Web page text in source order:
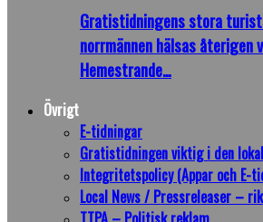
Gratistidningens stora
norrmännen hälsas återigen
Hemestrande…
Övrigt
E-tidningar
Gratistidningen viktig i den
Integritetspolicy (Appar och E-
Local News / Pressreleaser –